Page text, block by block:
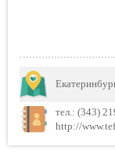
тел.: (343)
http://